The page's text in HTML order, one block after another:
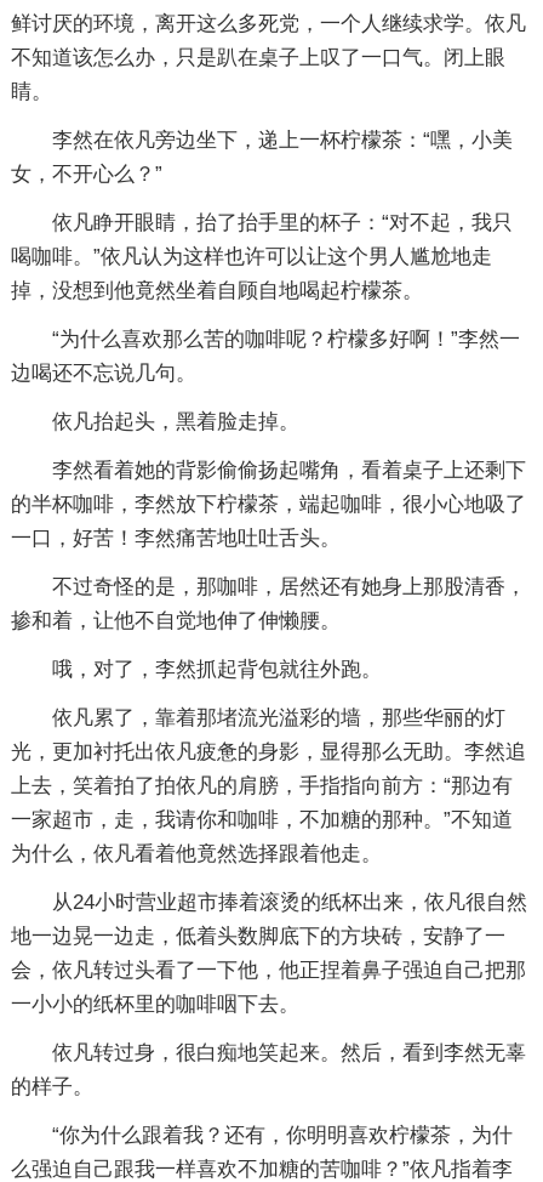
鲜讨厌的环境，离开这么多死党，一个人继续求学。依凡
不知道该怎么办，只是趴在桌子上叹了一口气。闭上眼
睛。
李然在依凡旁边坐下，递上一杯柠檬茶：“嘿，小美
女，不开心么？”
依凡睁开眼睛，抬了抬手里的杯子：“对不起，我只
喝咖啡。”依凡认为这样也许可以让这个男人尴尬地走
掉，没想到他竟然坐着自顾自地喝起柠檬茶。
“为什么喜欢那么苦的咖啡呢？柠檬多好啊！”李然一
边喝还不忘说几句。
依凡抬起头，黑着脸走掉。
李然看着她的背影偷偷扬起嘴角，看着桌子上还剩下
的半杯咖啡，李然放下柠檬茶，端起咖啡，很小心地吸了
一口，好苦！李然痛苦地吐吐舌头。
不过奇怪的是，那咖啡，居然还有她身上那股清香，
掺和着，让他不自觉地伸了伸懒腰。
哦，对了，李然抓起背包就往外跑。
依凡累了，靠着那堵流光溢彩的墙，那些华丽的灯
光，更加衬托出依凡疲惫的身影，显得那么无助。李然追
上去，笑着拍了拍依凡的肩膀，手指指向前方：“那边有
一家超市，走，我请你和咖啡，不加糖的那种。”不知道
为什么，依凡看着他竟然选择跟着他走。
从24小时营业超市捧着滚烫的纸杯出来，依凡很自然
地一边晃一边走，低着头数脚底下的方块砖，安静了一
会，依凡转过头看了一下他，他正捏着鼻子强迫自己把那
一小小的纸杯里的咖啡咽下去。
依凡转过身，很白痴地笑起来。然后，看到李然无辜
的样子。
“你为什么跟着我？还有，你明明喜欢柠檬茶，为什
么强迫自己跟我一样喜欢不加糖的苦咖啡？”依凡指着李